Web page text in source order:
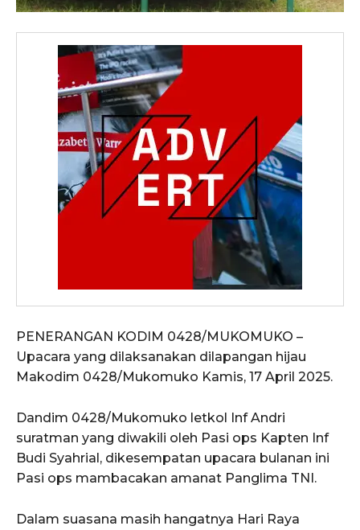
PENERANGAN KODIM 0428/MUKOMUKO –
Upacara yang dilaksanakan dilapangan hijau
Makodim 0428/Mukomuko Kamis, 17 April 2025.
Dandim 0428/Mukomuko letkol Inf Andri
suratman yang diwakili oleh Pasi ops Kapten Inf
Budi Syahrial, dikesempatan upacara bulanan ini
Pasi ops mambacakan amanat Panglima TNI.
Dalam suasana masih hangatnya Hari Raya